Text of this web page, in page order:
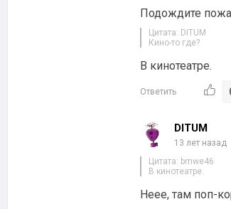
Подождите
Цитата: DITUM
Кино-то где?
В кинотеатре.
Ответить
DITUM
13 лет назад
Цитата: bmwe46
В кинотеатре.
Неее, там поп-